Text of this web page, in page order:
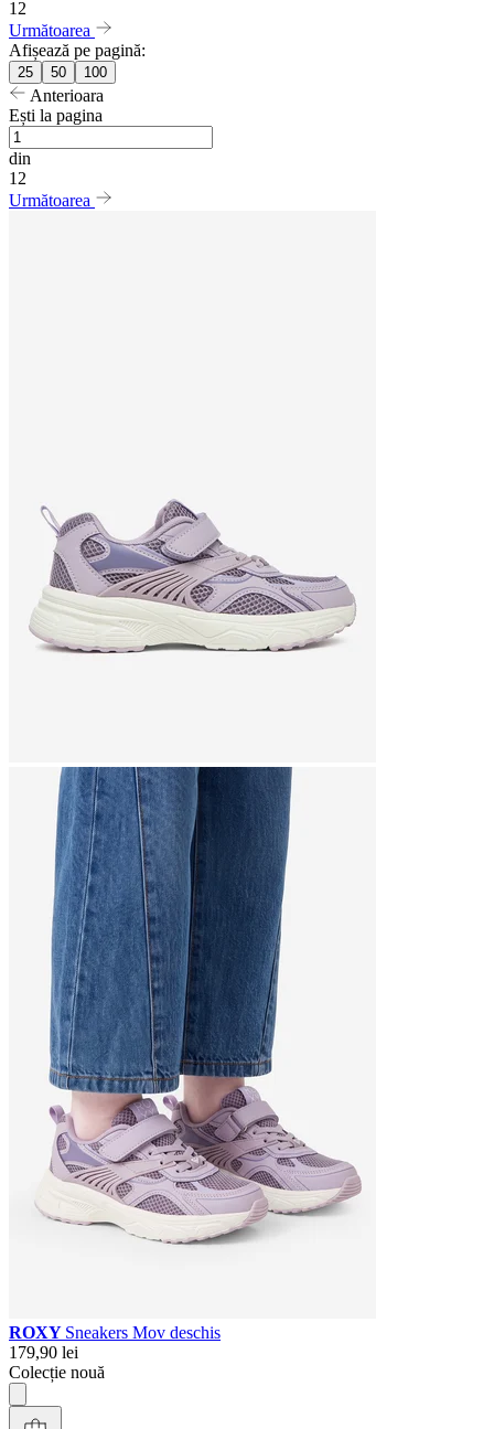
12
Următoarea
Afișează pe pagină:
25 50 100
Anterioara
Ești la pagina
din
12
Următoarea
ROXY Sneakers Mov deschis
179,90 lei
Colecție nouă